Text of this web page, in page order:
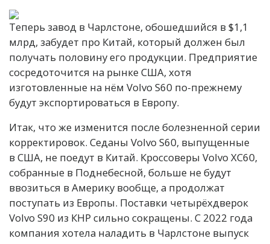
Теперь завод в Чарлстоне, обошедшийся в $1,1
млрд, забудет про Китай, который должен был
получать половину его продукции. Предприятие
сосредоточится на рынке США, хотя
изготовленные на нём Volvo S60 по-прежнему
будут экспортироваться в Европу.
Итак, что же изменится после болезненной серии
корректировок. Седаны Volvo S60, выпущенные
в США, не поедут в Китай. Кроссоверы Volvo XC60,
собранные в Поднебесной, больше не будут
ввозиться в Америку вообще, а продолжат
поступать из Европы. Поставки четырёхдверок
Volvo S90 из КНР сильно сокращены. С 2022 года
компания хотела наладить в Чарлстоне выпуск